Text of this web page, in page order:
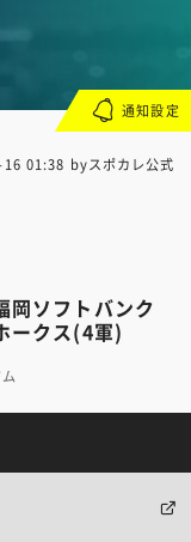
01:38 byスポカレ公式
岡ソフトバンク
ークス(4軍)
通知設定